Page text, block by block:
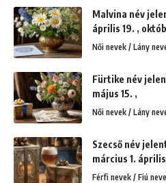
Malvina név
április 19. ,
Női nevek / Lány
Fürtike név
május 15. ,
Női nevek / Lány
Szecső név
március 1.
Férfi nevek / Fiú